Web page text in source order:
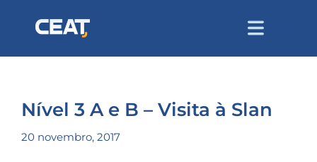
Nível 3 A e B – Visita à Slan
20 novembro, 2017